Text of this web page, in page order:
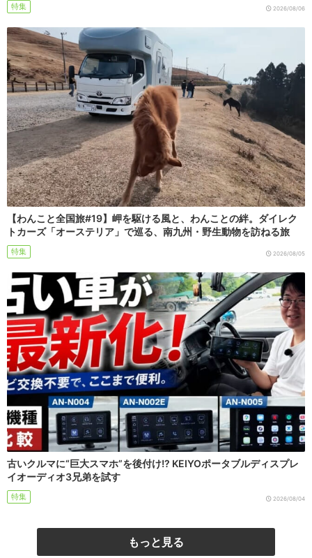
特集 2026/08/06
【わんこと全国旅#19】岬を駆ける風と、わんことの絆。ダイレク
トカーズ「オーステリア」で巡る、南九州・野生動物を訪ねる旅
特集 2026/08/05
古いクルマに“巨大スマホ”を後付け!? KEIYOポータブルディスプレ
イオーディオ3兄弟を試す
特集 2026/08/04
もっと見る